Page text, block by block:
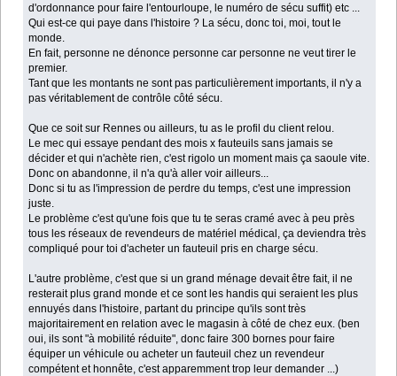
d'ordonnance pour faire l'entourloupe, le numéro de sécu suffit) etc ...
Qui est-ce qui paye dans l'histoire ? La sécu, donc toi, moi, tout le
monde.
En fait, personne ne dénonce personne car personne ne veut tirer le
premier.
Tant que les montants ne sont pas particulièrement importants, il n'y a
pas véritablement de contrôle côté sécu.
Que ce soit sur Rennes ou ailleurs, tu as le profil du client relou.
Le mec qui essaye pendant des mois x fauteuils sans jamais se
décider et qui n'achète rien, c'est rigolo un moment mais ça saoule vite.
Donc on abandonne, il n'a qu'à aller voir ailleurs...
Donc si tu as l'impression de perdre du temps, c'est une impression
juste.
Le problème c'est qu'une fois que tu te seras cramé avec à peu près
tous les réseaux de revendeurs de matériel médical, ça deviendra très
compliqué pour toi d'acheter un fauteuil pris en charge sécu.
L'autre problème, c'est que si un grand ménage devait être fait, il ne
resterait plus grand monde et ce sont les handis qui seraient les plus
ennuyés dans l'histoire, partant du principe qu'ils sont très
majoritairement en relation avec le magasin à côté de chez eux. (ben
oui, ils sont "à mobilité réduite", donc faire 300 bornes pour faire
équiper un véhicule ou acheter un fauteuil chez un revendeur
compétent et honnête, c'est apparemment trop leur demander ...)